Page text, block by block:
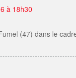
à 18h30
(47) dans le